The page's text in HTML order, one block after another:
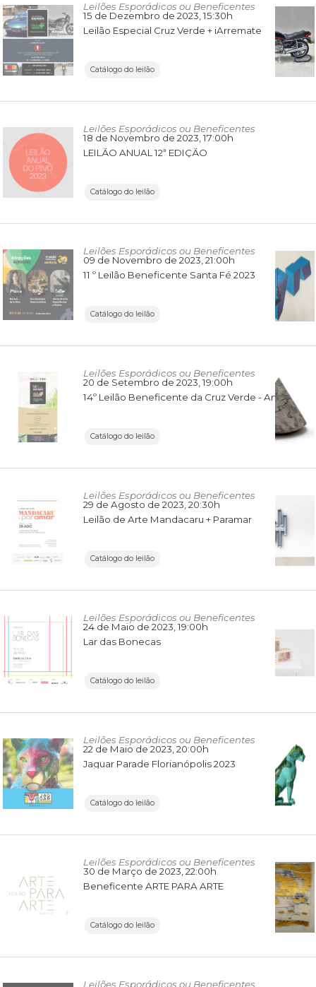
Leilões Esporádicos ou Beneficentes
15 de Dezembro de 2023 , 15:30h
Leilão Especial Cruz Verde + iArremate
Catálogo do leilão
Leilões Esporádicos ou Beneficentes
18 de Novembro de 2023 , 17:00h
LEILÃO ANUAL 12ª EDIÇÃO
Catálogo do leilão
Leilões Esporádicos ou Beneficentes
09 de Novembro de 2023 , 21:00h
11 º Leilão Beneficente Santa Fé 2023
Catálogo do leilão
Leilões Esporádicos ou Beneficentes
20 de Setembro de 2023 , 19:00h
14º Leilão Beneficente da Cruz Verde - Arte Moderna e Contemporânea, e Vinhos
Catálogo do leilão
Leilões Esporádicos ou Beneficentes
29 de Agosto de 2023 , 20:30h
Leilão de Arte Mandacaru + Paramar
Catálogo do leilão
Leilões Esporádicos ou Beneficentes
24 de Maio de 2023 , 19:00h
Lar das Bonecas
Catálogo do leilão
Leilões Esporádicos ou Beneficentes
22 de Maio de 2023 , 20:00h
Jaguar Parade Florianópolis 2023
Catálogo do leilão
Leilões Esporádicos ou Beneficentes
30 de Março de 2023 , 22:00h
Beneficente ARTE PARA ARTE
Catálogo do leilão
Leilões Esporádicos ou Beneficentes